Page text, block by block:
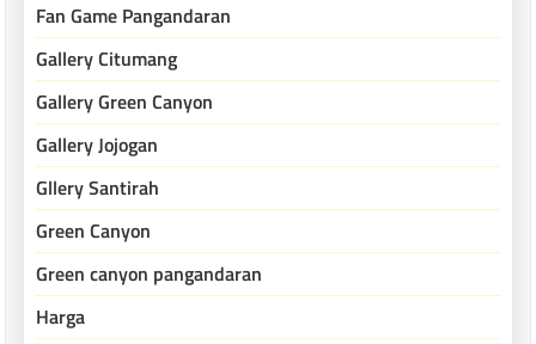
Fan Game Pangandaran
Gallery Citumang
Gallery Green Canyon
Gallery Jojogan
Gllery Santirah
Green Canyon
Green canyon pangandaran
Harga